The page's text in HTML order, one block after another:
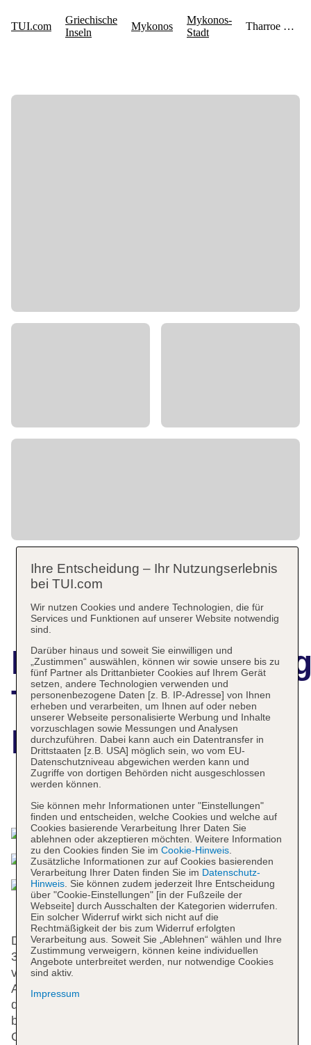
Tharroe Of
Mykonos
Das bietet Ihre Unterkunft
Die 27 Nichtraucherzimmer, die 2 Junior-Suiten, die
3 Suiten, die 4 Einzel- und die 17 Doppelzimmer
verteilen sich auf 2 Etagen und sind über einen
Aufzug erreichbar. Das mehrsprachige Personal an
der Rezeption im Empfangsbereich steht zur Seite
beim Ein- und Auschecken. Eine
Gepäckaufbewahrung gehört zur Einrichtung des
Ihre Entscheidung – Ihr Nutzungserlebnis
bei TUI.com
Wir nutzen Cookies und andere Technologien, die für
Services und Funktionen auf unserer Website notwendig
sind.
Darüber hinaus und soweit Sie einwilligen und
„Zustimmen“ auswählen, können wir sowie unsere bis zu
fünf Partner als Drittanbieter Cookies auf Ihrem Gerät
setzen, andere Technologien verwenden und
personenbezogene Daten [z. B. IP-Adresse] von Ihnen
erheben und verarbeiten, um Ihnen auf oder neben
unserer Webseite personalisierte Werbung und Inhalte
vorzuschlagen sowie Messungen und Analysen
durchzuführen. Dabei kann auch ein Datentransfer in
Drittstaaten [z.B. USA] möglich sein, wo vom EU-
Datenschutzniveau abgewichen werden kann und
Zugriffe von dortigen Behörden nicht ausgeschlossen
werden können.
Sie können mehr Informationen unter "Einstellungen"
finden und entscheiden, welche Cookies und welche auf
Cookies basierende Verarbeitung Ihrer Daten Sie
ablehnen oder akzeptieren möchten. Weitere Information
zu den Cookies finden Sie im Cookie-Hinweis.
Zusätzliche Informationen zur auf Cookies basierenden
Verarbeitung Ihrer Daten finden Sie im Datenschutz-
Hinweis. Sie können zudem jederzeit Ihre Entscheidung
über "Cookie-Einstellungen" [in der Fußzeile der
Webseite] durch Ausschalten der Kategorien widerrufen.
Ein solcher Widerruf wirkt sich nicht auf die
Rechtmäßigkeit der bis zum Widerruf erfolgten
Verarbeitung aus. Soweit Sie „Ablehnen“ wählen und Ihre
Zustimmung verweigern, können keine individuellen
Angebote unterbreitet werden, nur notwendige Cookies
sind aktiv.
Impressum